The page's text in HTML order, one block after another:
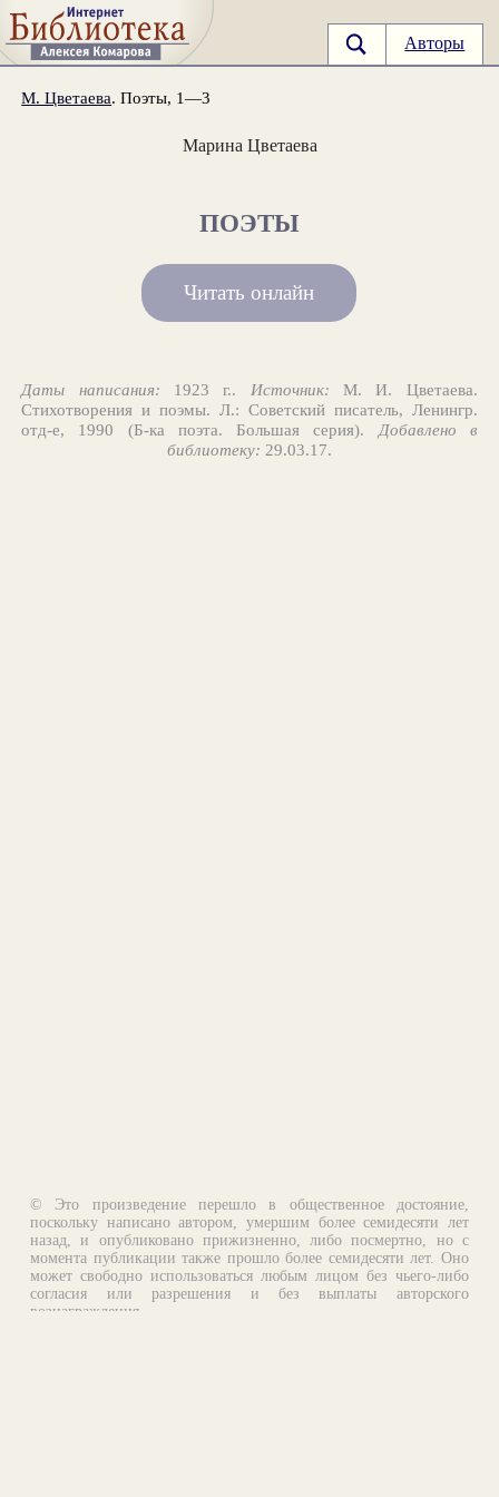
Авторы
М. Цветаева. Поэты, 1—3
Марина Цветаева
ПОЭТЫ
Читать онлайн
Даты написания: 1923 г.. Источник: М. И. Цветаева.
Стихотворения и поэмы. Л.: Советский писатель, Ленингр.
отд-е, 1990 (Б-ка поэта. Большая серия).Добавлено в
библиотеку: 29.03.17.
© Это произведение перешло в общественное достояние,
поскольку написано автором, умершим более семидесяти лет
назад, и опубликовано прижизненно, либо посмертно, но с
момента публикации также прошло более семидесяти лет. Оно
может свободно использоваться любым лицом без чьего-либо
согласия или разрешения и без выплаты авторского
вознаграждения.